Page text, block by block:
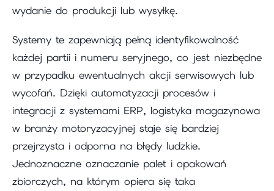
wydanie do produkcji lub wysyłkę.
Systemy te zapewniają pełną identyfikowalność
każdej partii i numeru seryjnego, co jest niezbędne
w przypadku ewentualnych akcji serwisowych lub
wycofań. Dzięki automatyzacji procesów i
integracji z systemami ERP, logistyka magazynowa
w branży motoryzacyjnej staje się bardziej
przejrzysta i odporna na błędy ludzkie.
Jednoznaczne oznaczanie palet i opakowań
zbiorczych, na którym opiera się taka